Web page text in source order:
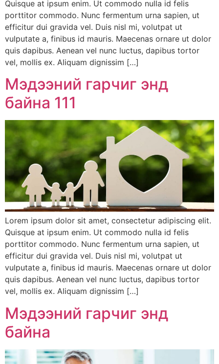
Quisque at ipsum enim. Ut commodo nulla id felis
porttitor commodo. Nunc fermentum urna sapien, ut
efficitur dui gravida vel. Duis nisl mi, volutpat ut
vulputate a, finibus id mauris. Maecenas ornare ut dolor
quis dapibus. Aenean vel nunc luctus, dapibus tortor
vel, mollis ex. Aliquam dignissim […]
Мэдээний гарчиг энд
байна 111
Lorem ipsum dolor sit amet, consectetur adipiscing elit.
Quisque at ipsum enim. Ut commodo nulla id felis
porttitor commodo. Nunc fermentum urna sapien, ut
efficitur dui gravida vel. Duis nisl mi, volutpat ut
vulputate a, finibus id mauris. Maecenas ornare ut dolor
quis dapibus. Aenean vel nunc luctus, dapibus tortor
vel, mollis ex. Aliquam dignissim […]
Мэдээний гарчиг энд
байна